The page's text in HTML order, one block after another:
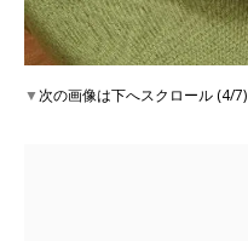
▼次の画像は下へスクロール (4/7)